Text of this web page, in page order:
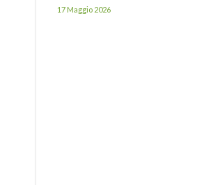
17 Maggio 2026